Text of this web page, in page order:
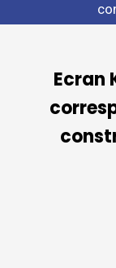
Ecran